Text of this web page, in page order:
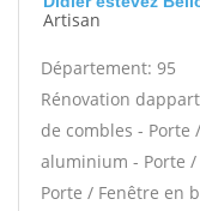
Artisan
Département: 95
Rénovation
de combles -
aluminium - Porte /
Porte / Fenêtre en